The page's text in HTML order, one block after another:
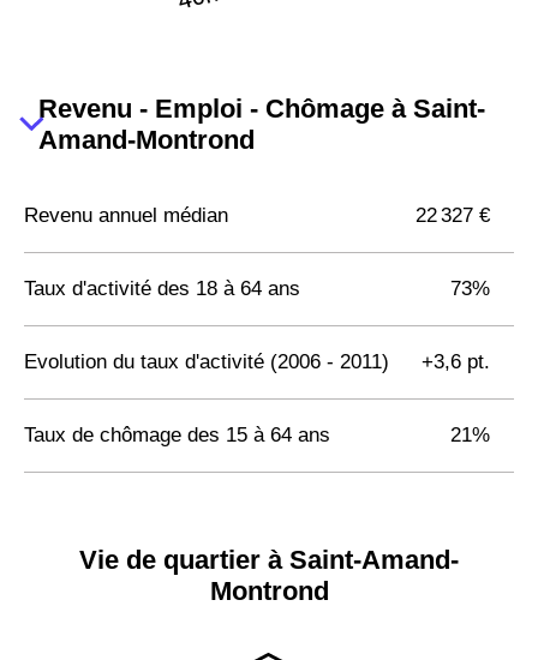
Revenu - Emploi - Chômage à Saint-
Amand-Montrond
Revenu annuel médian 22 327 €
Taux d'activité des 18 à 64 ans 73%
Evolution du taux d'activité (2006 - 2011) +3,6 pt.
Taux de chômage des 15 à 64 ans 21%
Vie de quartier à Saint-Amand-
Montrond